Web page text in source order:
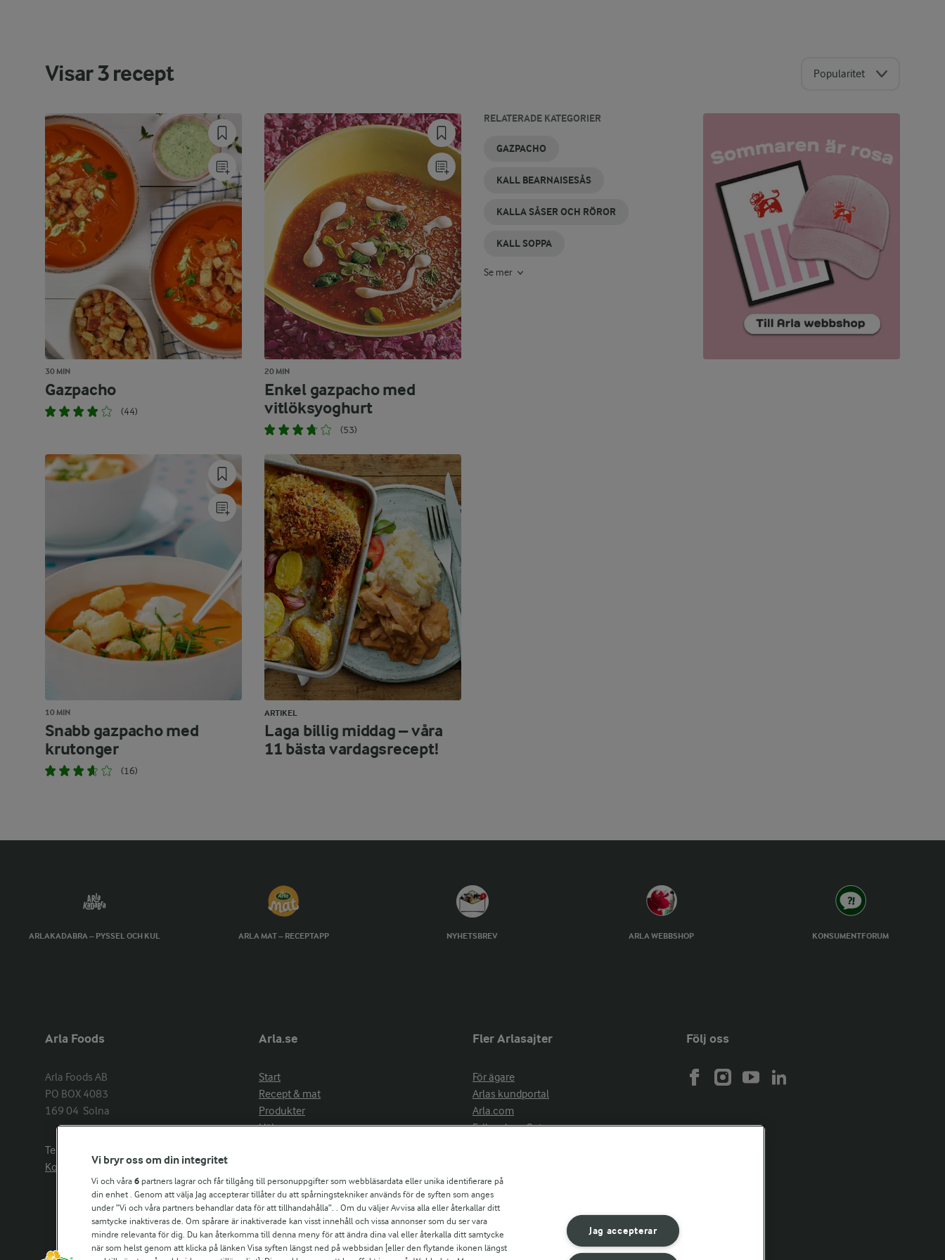
Visar3recept Popularitet
30 MIN
Gazpacho
(44)
20 MIN
Enkel gazpacho med
vitlöksyoghurt
(53)
RELATERADE KATEGORIER
GAZPACHO
KALL BEARNAISESÅS
KALLA SÅSER OCH RÖROR
KALL SOPPA
ENKEL
KALL
MAT
KALL
LUNCH
SOMMARMAT
KALLSKÅL
KALL
PAJ
KALL
GRÖT
Se mer
10 MIN
Snabb gazpacho med
krutonger
(16)
ARTIKEL
Laga billig middag – våra
11 bästa vardagsrecept!
ARLAKADABRA – PYSSEL OCH KUL ARLA MAT – RECEPTAPP NYHETSBREV ARLA WEBBSHOP KONSUMENTFORUM
Arla Foods
Arla Foods AB
PO BOX 4083
169 04  Solna
Telefon:
Kontakta oss
Arla.se
Start
Recept & mat
Produkter
Hälsa
Aktuellt
Om Arla
Nyheter & press
Jobb & karriär
Kontakta oss
Fler Arlasajter
För ägare
Arlas kundportal
Arla.com
Falbygdens Ost
Följ oss
Vi bryr oss om din integritet
Vi och våra 6 partners lagrar och får tillgång till personuppgifter som webbläsardata eller unika identifierare på
din enhet . Genom att välja Jag accepterar tillåter du att spårningstekniker används för de syften som anges
under ”Vi och våra partners behandlar data för att tillhandahålla”. . Om du väljer Avvisa alla eller återkallar ditt
samtycke inaktiveras de. Om spårare är inaktiverade kan visst innehåll och vissa annonser som du ser vara
mindre relevanta för dig. Du kan återkomma till denna meny för att ändra dina val eller återkalla ditt samtycke
när som helst genom att klicka på länken Visa syften längst ned på webbsidan [eller den flytande ikonen längst
Jag accepterar